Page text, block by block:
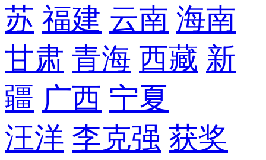
苏 福建 云南 海南
甘肃 青海 西藏 新
疆 广西 宁夏
汪洋 李克强 获奖